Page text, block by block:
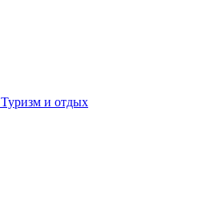
Туризм и отдых